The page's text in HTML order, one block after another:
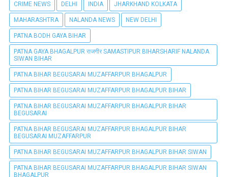
CRIME NEWS DELHI INDIA JHARKHAND KOLKATA
MAHARASHTRA NALANDA NEWS NEW DELHI
PATNA BODH GAYA BIHAR
PATNA GAYA BHAGALPUR राजगीर SAMASTIPUR BIHARSHARIF NALANDA
SIWAN BIHAR
PATNA BIHAR BEGUSARAI MUZAFFARPUR BHAGALPUR
PATNA BIHAR BEGUSARAI MUZAFFARPUR BHAGALPUR BIHAR
PATNA BIHAR BEGUSARAI MUZAFFARPUR BHAGALPUR BIHAR
BEGUSARAI
PATNA BIHAR BEGUSARAI MUZAFFARPUR BHAGALPUR BIHAR
BEGUSARAI MUZAFFARPUR
PATNA BIHAR BEGUSARAI MUZAFFARPUR BHAGALPUR BIHAR SIWAN
PATNA BIHAR BEGUSARAI MUZAFFARPUR BHAGALPUR BIHAR SIWAN
BHAGALPUR